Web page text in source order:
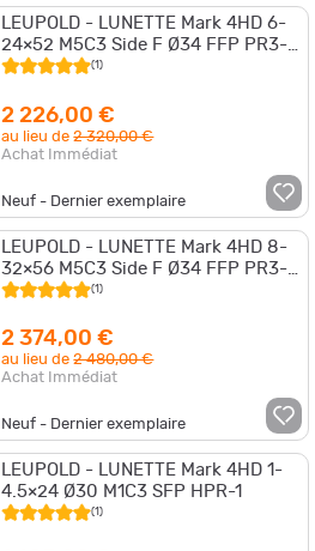
LEUPOLD - LUNETTE Mark 4HD 6-
24×52 M5C3 Side F Ø34 FFP PR3-
MIL
(1)
2 226,00 €
au lieu de2 320,00 €
Achat Immédiat
Neuf - Dernier exemplaire
LEUPOLD - LUNETTE Mark 4HD 8-
32×56 M5C3 Side F Ø34 FFP PR3-
MIL
(1)
2 374,00 €
au lieu de2 480,00 €
Achat Immédiat
Neuf - Dernier exemplaire
LEUPOLD - LUNETTE Mark 4HD 1-
4.5×24 Ø30 M1C3 SFP HPR-1
(1)